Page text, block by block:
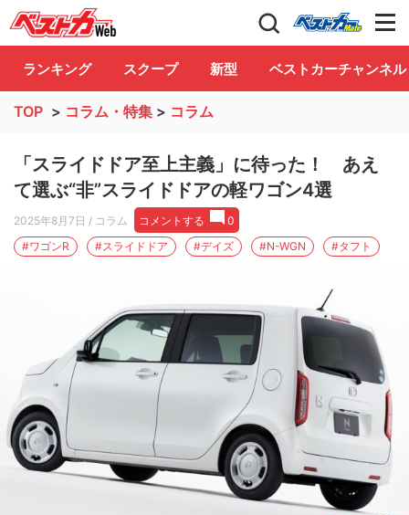
自動車情報誌「ベストカー」 Club
ランキング スクープ 新型 ベストカーチャンネル
TOP > コラム・特集 > コラム
「スライドドア至上主義」に待った！ あえ
て選ぶ“非”スライドドアの軽ワゴン4選
2025年8月7日 / コラム コメントする
0
#ワゴンR
#スライドドア #デイズ #N-WGN #タフト